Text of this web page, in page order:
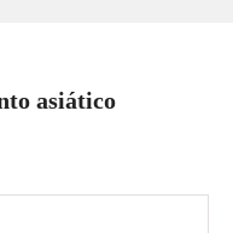
asiático